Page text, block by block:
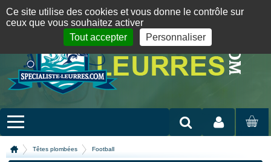
09 72 36 55 01 06 08 07 98 87 English version
MON
Têtes plombées Football
Panneau de gestion des cookies
Ce site utilise des cookies et vous donne le contrôle sur
ceux que vous souhaitez activer
Tout accepter
Personnaliser